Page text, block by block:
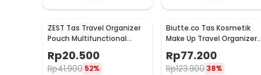
ZEST Tas Travel Organizer
Pouch Multifunctional
BM012N1019
Rp20.500
Rp41.900 52%
Biutte.co Tas Kosmetik
Make Up Travel Organizer
Rp77.200
Rp123.90038%